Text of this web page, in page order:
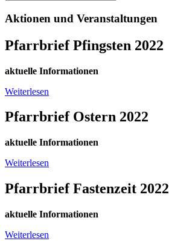
Aktionen und Veranstaltungen
Pfarrbrief Pfingsten 2022
aktuelle Informationen
Weiterlesen
Pfarrbrief Ostern 2022
aktuelle Informationen
Weiterlesen
Pfarrbrief Fastenzeit 2022
aktuelle Informationen
Weiterlesen